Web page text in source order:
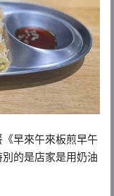
早來午來板煎早午
的是店家是用奶油